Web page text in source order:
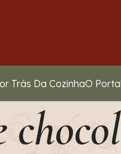
Trás Da CozinhaO Portal